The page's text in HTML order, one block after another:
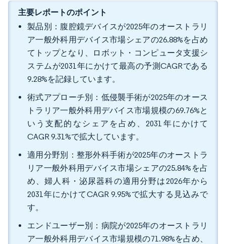
主要レポートのポイント
製品別：腹腔鏡デバイスが2025年のオーストラリ
ア一般外科用デバイス市場シェアの26.88%を占め
てトップとなり、ロボット・コンピュータ支援シ
ステムが2031年にかけて最高の予測CAGRである
9.28%を記録しています。
術式アプローチ別：低侵襲手術が2025年のオース
トラリア一般外科用デバイス市場規模の69.76%と
いう支配的なシェアを占め、2031年にかけて
CAGR 9.31%で拡大しています。
適用分野別：整形外科手術が2025年のオーストラ
リア一般外科用デバイス市場シェアの25.84%を占
め、婦人科・泌尿器科の適用分野は2026年から
2031年にかけてCAGR 9.95%で拡大する見込みで
す。
エンドユーザー別：病院が2025年のオーストラリ
ア一般外科用デバイス市場規模の71.98%を占め、